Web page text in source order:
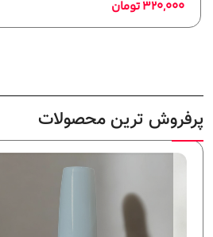
پرفروش ترین محصولات